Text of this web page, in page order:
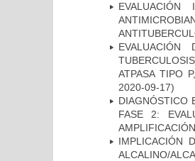
ATPASA TIPO
2020-09-17)
DIAGNÓSTICO
FASE 2:
IMPLICACIÓN
ALCALINO/